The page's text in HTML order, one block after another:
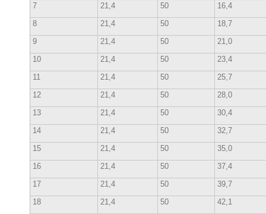
7
21,4 50
16,4
8
21,4 50
18,7
9
21,4 50
21,0
10
21,4 50
23,4
11
21,4 50
25,7
12
21,4 50
28,0
13
21,4 50
30,4
14
21,4 50
32,7
15
21,4 50
35,0
16
21,4 50
37,4
17
21,4 50
39,7
18
21,4 50
42,1